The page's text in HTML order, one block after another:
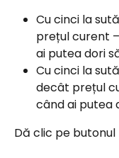
Cu cinci la
prețul curent
ai putea dori
Cu cinci la
decât prețul
când ai putea
Dă clic pe